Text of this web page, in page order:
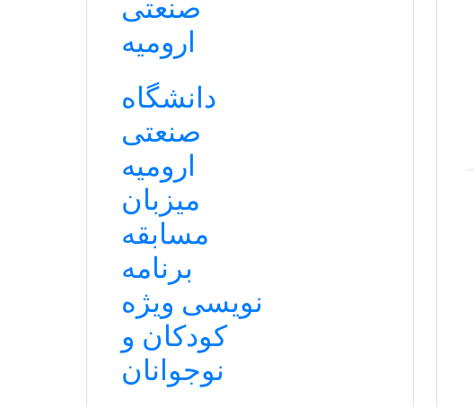
صنعتی
ارومیه
دانشگاه
صنعتی
ارومیه
میزبان
مسابقه
برنامه
نویسی ویژه
کودکان و
نوجوانان